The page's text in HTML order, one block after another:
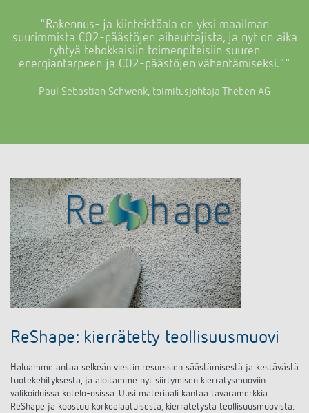
"Rakennus- ja kiinteistöala on yksi maailman
suurimmista CO2-päästöjen aiheuttajista, ja nyt on aika
ryhtyä tehokkaisiin toimenpiteisiin suuren
energiantarpeen ja CO2-päästöjen vähentämiseksi." "
Paul Sebastian Schwenk, toimitusjohtaja Theben AG
ReShape: kierrätetty teollisuusmuovi
Haluamme antaa selkeän viestin resurssien säästämisestä ja kestävästä
tuotekehityksestä, ja aloitamme nyt siirtymisen kierrätysmuoviin
valikoiduissa kotelo-osissa. Uusi materiaali kantaa tavaramerkkiä
ReShape ja koostuu korkealaatuisesta, kierrätetystä teollisuusmuovista.